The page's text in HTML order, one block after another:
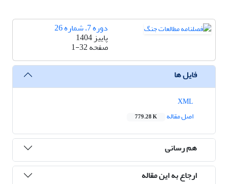
دوره 7، شماره 26
پاییز 1404
صفحه1-32
فایل ها
اصل مقاله
779.28 K
هم رسانی
ارجاع به این مقاله